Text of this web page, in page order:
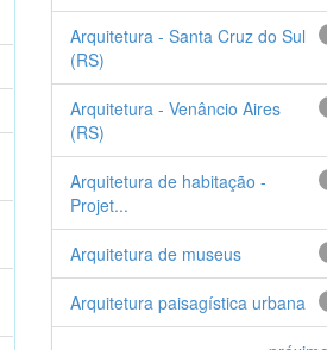
Arquitetura - Santa Cruz do Sul
(RS)
Arquitetura - Venâncio Aires
(RS)
Arquitetura de habitação -
Projet...
Arquitetura de museus
Arquitetura paisagística urbana